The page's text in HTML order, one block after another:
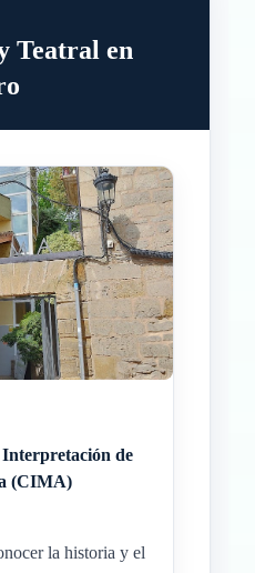
Teatral en
de
(CIMA)
la historia y el